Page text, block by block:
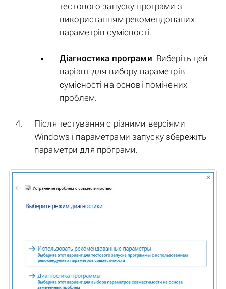
тестового запуску програми з
використанням рекомендованих
параметрів сумісності.
Діагностика програми. Виберіть цей
варіант для вибору параметрів
сумісності на основі помічених
проблем.
Після тестування c різними версіями
Windows і параметрами запуску збережіть
параметри для програми.